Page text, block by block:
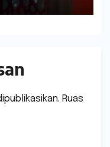
Ruas